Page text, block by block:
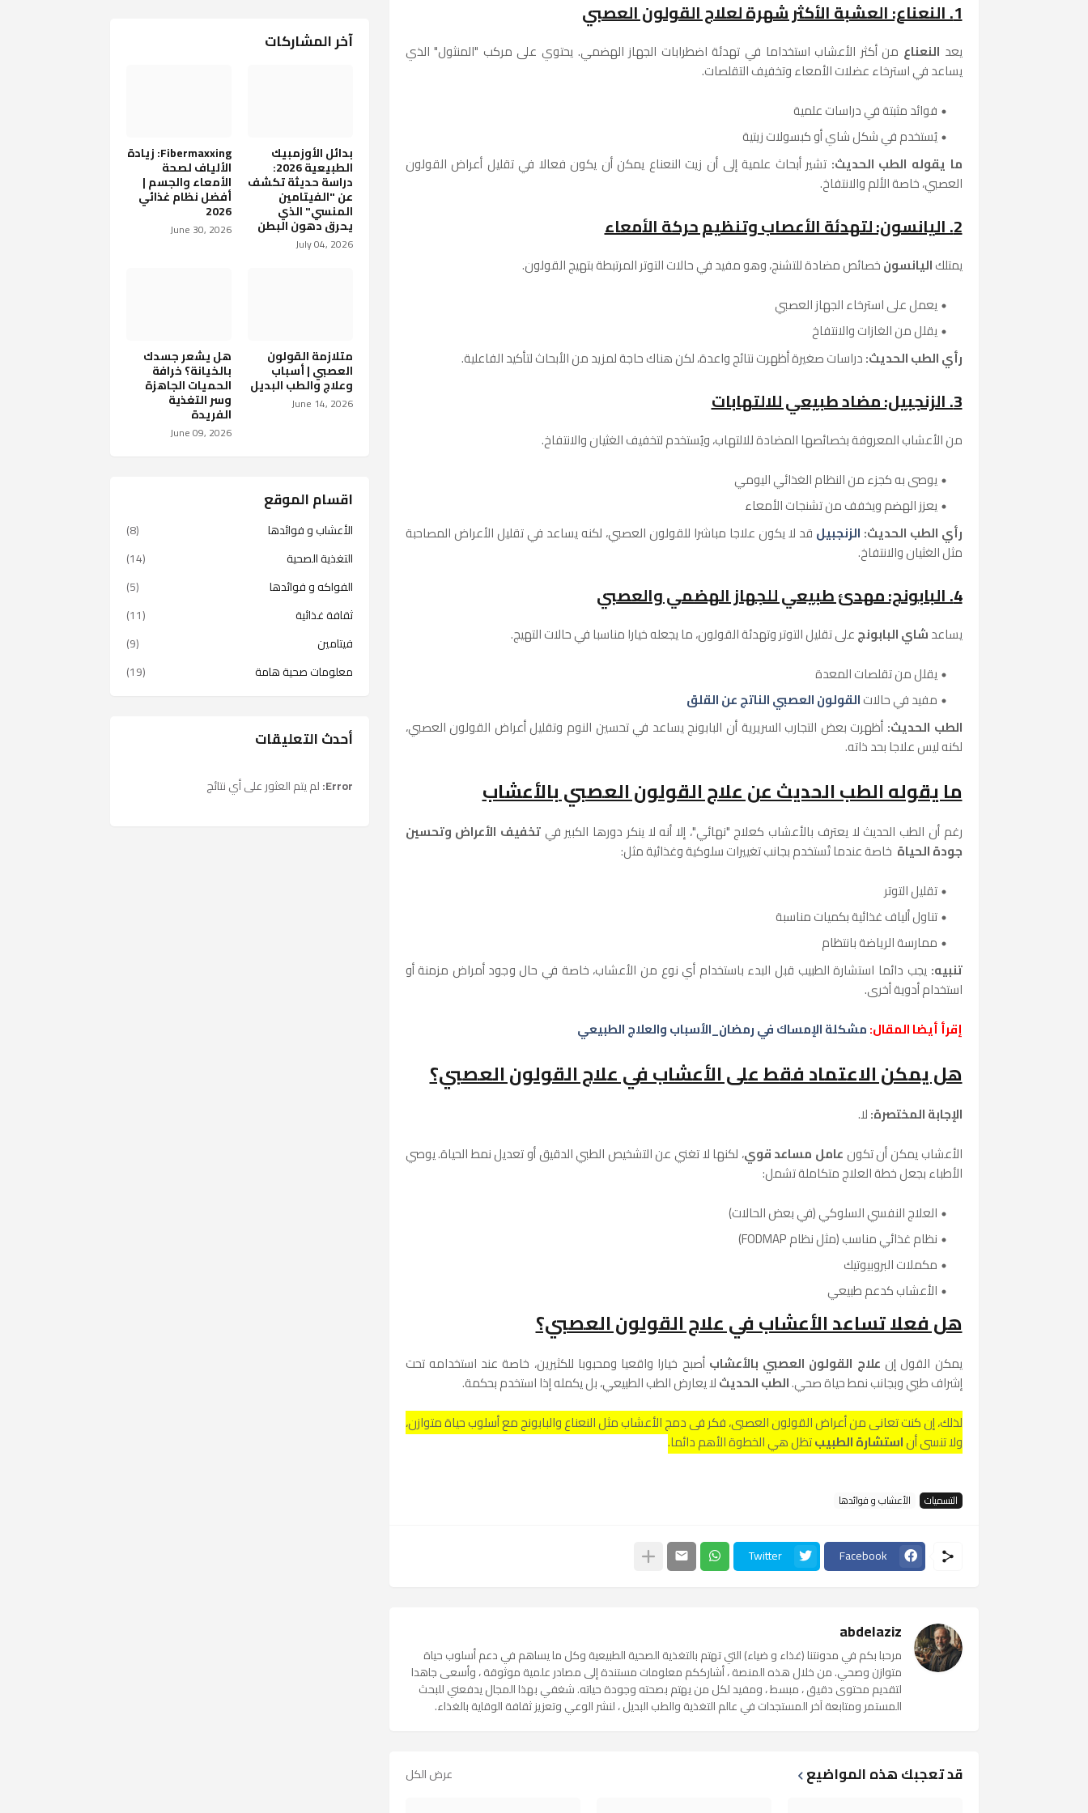
1. النعناع: العشبة الأكثر شهرة لعلاج القولون العصبي
يعد النعناع من أكثر الأعشاب استخداما في تهدئة اضطرابات الجهاز الهضمي. يحتوي على مركب "المنثول" الذي
يساعد في استرخاء عضلات الأمعاء وتخفيف التقلصات.
فوائد مثبتة في دراسات علمية
يُستخدم في شكل شاي أو كبسولات زيتية
ما يقوله الطب الحديث: تشير أبحاث علمية إلى أن زيت النعناع يمكن أن يكون فعالا في تقليل أعراض القولون
العصبي، خاصة الألم والانتفاخ.
2. اليانسون: لتهدئة الأعصاب وتنظيم حركة الأمعاء
يمتلكاليانسونخصائص مضادة للتشنج، وهو مفيد في حالات التوتر المرتبطة بتهيج القولون.
يعمل على استرخاء الجهاز العصبي
يقلل من الغازات والانتفاخ
رأي الطب الحديث:دراسات صغيرة أظهرت نتائج واعدة، لكن هناك حاجة لمزيد من الأبحاث لتأكيد الفاعلية.
3. الزنجبيل: مضاد طبيعي للالتهابات
من الأعشاب المعروفة بخصائصها المضادة للالتهاب، ويُستخدم لتخفيف الغثيان والانتفاخ.
يوصى به كجزء من النظام الغذائي اليومي
يعزز الهضم ويخفف من تشنجات الأمعاء
رأي الطب الحديث: الزنجبيل قد لا يكون علاجا مباشرا للقولون العصبي، لكنه يساعد في تقليل الأعراض المصاحبة
مثل الغثيان والانتفاخ.
4. البابونج: مهدئ طبيعي للجهاز الهضمي والعصبي
يساعدشاي البابونجعلى تقليل التوتر وتهدئة القولون، ما يجعله خيارا مناسبا في حالات التهيج.
يقلل من تقلصات المعدة
مفيد في حالاتالقولون العصبي الناتج عن القلق
الطب الحديث: أظهرت بعض التجارب السريرية أن البابونج يساعد في تحسين النوم وتقليل أعراض القولون العصبي،
لكنه ليس علاجا بحد ذاته.
ما يقوله الطب الحديث عن علاج القولون العصبي بالأعشاب
رغم أن الطب الحديث لا يعترف بالأعشاب كعلاج "نهائي"، إلا أنه لا ينكر دورها الكبير فيتخفيف الأعراض وتحسين
جودة الحياة خاصة عندما تُستخدم بجانب تغييرات سلوكية وغذائية مثل:
تقليل التوتر
تناول ألياف غذائية بكميات مناسبة
ممارسة الرياضة بانتظام
تنبيه: يجب دائما استشارة الطبيب قبل البدء باستخدام أي نوع من الأعشاب، خاصة في حال وجود أمراض مزمنة أو
استخدام أدوية أخرى.
إقرأ أيضا المقال:مشكلة الإمساك في رمضان_الأسباب والعلاج الطبيعي
هل يمكن الاعتماد فقط على الأعشاب في علاج القولون العصبي؟
الإجابة المختصرة:لا.
الأعشاب يمكن أن تكونعامل مساعد قوي، لكنها لا تغني عن التشخيص الطبي الدقيق أو تعديل نمط الحياة. يوصي
الأطباء بجعل خطة العلاج متكاملة تشمل:
العلاج النفسي السلوكي (في بعض الحالات)
نظام غذائي مناسب (مثل نظام FODMAP)
مكملات البروبيوتيك
الأعشاب كدعم طبيعي
هل فعلا تساعد الأعشاب في علاج القولون العصبي؟
يمكن القول إن علاج القولون العصبي بالأعشاب أصبح خيارا واقعيا ومحبوبا للكثيرين، خاصة عند استخدامه تحت
إشراف طبي وبجانب نمط حياة صحي.الطب الحديثلا يعارض الطب الطبيعي، بل يكمله إذا استخدم بحكمة.
لذلك، إن كنت تعاني من أعراض القولون العصبي، فكر في دمج الأعشاب مثل النعناع والبابونج مع أسلوب حياة متوازن،
ولا تنسى أناستشارة الطبيبتظل هي الخطوة الأهم دائما.
التسميات الأعشاب و فوائدها
Facebook
Twitter
abdelaziz
مرحبا بكم في مدونتنا (غذاء و ضياء) التي تهتم بالتغذية الصحية الطبيعية وكل ما يساهم في دعم أسلوب حياة
متوازن وصحي. من خلال هذه المنصة ، أشارككم معلومات مستندة إلى مصادر علمية موثوقة ، وأسعى جاهدا
لتقديم محتوى دقيق ، مبسط ، ومفيد لكل من يهتم بصحته وجودة حياته. شغفي بهذا المجال يدفعني للبحث
المستمر ومتابعة آخر المستجدات في عالم التغذية والطب البديل ، لنشر الوعي وتعزيز ثقافة الوقاية بالغذاء.
قد تعجبك هذه المواضيع عرض الكل
آخر المشاركات
بدائل الأوزمبيك
الطبيعية 2026:
دراسة حديثة تكشف
عن "الفيتامين
المنسي" الذي
يحرق دهون البطن
July 04, 2026
Fibermaxxing: زيادة
الألياف لصحة
الأمعاء والجسم |
أفضل نظام غذائي
2026
June 30, 2026
متلازمة القولون
العصبي | أسباب
وعلاج والطب البديل
June 14, 2026
هل يشعر جسدك
بالخيانة؟ خرافة
الحميات الجاهزة
وسر التغذية
الفريدة
June 09, 2026
اقسام الموقع
الأعشاب و فوائدها
(8)
التغذية الصحية
(14)
الفواكه و فوائدها
(5)
ثقافة غذائية
(11)
فيتامين
(9)
معلومات صحية هامة
(19)
أحدث التعليقات
Error: لم يتم العثور على أي نتائج